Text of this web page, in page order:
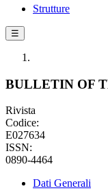
Strutture
☰
BULLETIN OF
Rivista
Codice:
E027634
ISSN:
0890-4464
Dati Generali